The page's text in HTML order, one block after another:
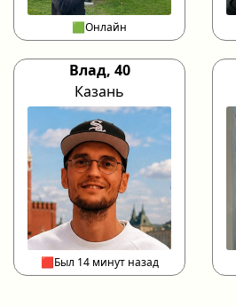
🟩Онлайн
Влад, 40
Казань
🟥Был 14 минут назад